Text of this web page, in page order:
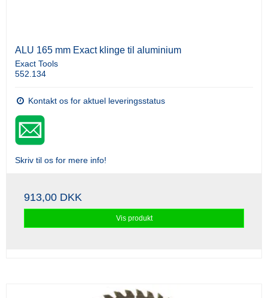
ALU 165 mm Exact klinge til aluminium
Exact Tools
552.134
Kontakt os for aktuel leveringsstatus
Skriv til os for mere info!
913,00 DKK
Vis produkt